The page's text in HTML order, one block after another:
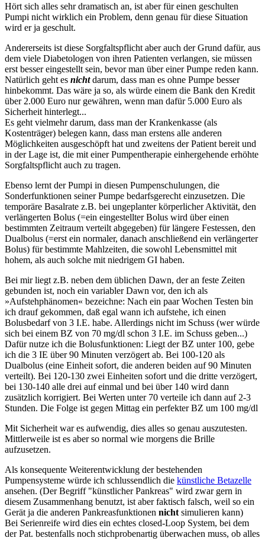
Hört sich alles sehr dramatisch an, ist aber für einen geschulten
Pumpi nicht wirklich ein Problem, denn genau für diese Situation
wird er ja geschult.
Andererseits ist diese Sorgfaltspflicht aber auch der Grund dafür, aus
dem viele Diabetologen von ihren Patienten verlangen, sie müssen
erst besser eingestellt sein, bevor man über einer Pumpe reden kann.
Natürlich geht es nichtdarum, dass man es ohne Pumpe besser
hinbekommt. Das wäre ja so, als würde einem die Bank den Kredit
über 2.000 Euro nur gewähren, wenn man dafür 5.000 Euro als
Sicherheit hinterlegt...
Es geht vielmehr darum, dass man der Krankenkasse (als
Kostenträger) belegen kann, dass man erstens alle anderen
Möglichkeiten ausgeschöpft hat und zweitens der Patient bereit und
in der Lage ist, die mit einer Pumpentherapie einhergehende erhöhte
Sorgfaltspflicht auch zu tragen.
Ebenso lernt der Pumpi in diesen Pumpenschulungen, die
Sonderfunktionen seiner Pumpe bedarfsgerecht einzusetzen. Die
temporäre Basalrate z.B. bei ungeplanter körperlicher Aktivität, den
verlängerten Bolus (=ein eingestellter Bolus wird über einen
bestimmten Zeitraum verteilt abgegeben) für längere Festessen, den
Dualbolus (=erst ein normaler, danach anschließend ein verlängerter
Bolus) für bestimmte Mahlzeiten, die sowohl Lebensmittel mit
hohem, als auch solche mit niedrigem GI haben.
Bei mir liegt z.B. neben dem üblichen Dawn, der an feste Zeiten
gebunden ist, noch ein variabler Dawn vor, den ich als
»Aufstehphänomen« bezeichne: Nach ein paar Wochen Testen bin
ich drauf gekommen, daß egal wann ich aufstehe, ich einen
Bolusbedarf von 3 I.E. habe. Allerdings nicht im Schuss (wer würde
sich bei einem BZ von 70 mg/dl schon 3 I.E. im Schuss geben...)
Dafür nutze ich die Bolusfunktionen: Liegt der BZ unter 100, gebe
ich die 3 IE über 90 Minuten verzögert ab. Bei 100-120 als
Dualbolus (eine Einheit sofort, die anderen beiden auf 90 Minuten
verteilt). Bei 120-130 zwei Einheiten sofort und die dritte verzögert,
bei 130-140 alle drei auf einmal und bei über 140 wird dann
zusätzlich korrigiert. Bei Werten unter 70 verteile ich dann auf 2-3
Stunden. Die Folge ist gegen Mittag ein perfekter BZ um 100 mg/dl
Mit Sicherheit war es aufwendig, dies alles so genau auszutesten.
Mittlerweile ist es aber so normal wie morgens die Brille
aufzusetzen.
Als konsequente Weiterentwicklung der bestehenden
Pumpensysteme würde ich schlussendlich die künstliche Betazelle
ansehen. (Der Begriff "künstlicher Pankreas" wird zwar gern in
diesem Zusammenhang benutzt, ist aber faktisch falsch, weil so ein
Gerät ja die anderen Pankreasfunktionen nicht simulieren kann)
Bei Serienreife wird dies ein echtes closed-Loop System, bei dem
der Pat. bestenfalls noch stichprobenartig überwachen muss, ob alles